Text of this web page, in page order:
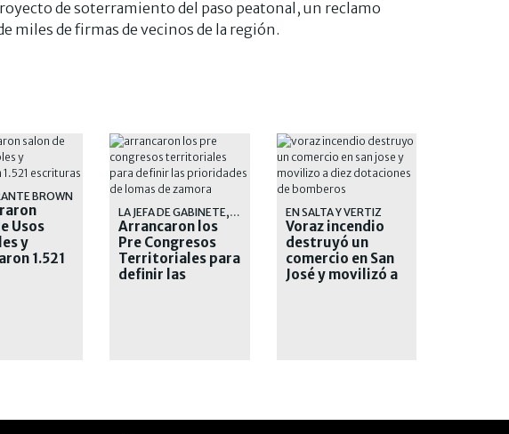
de soterramiento del paso peatonal, un reclamo
miles de firmas de vecinos de la región.
BROWN
Usos
y
1.521
LA JEFA DE GABINETE, SOL TISCHIK, DESTACO LA IMPORTANCIA DE LA PARTICIPACION
Arrancaron los
Pre Congresos
Territoriales para
definir las
EN SALTA Y VERTIZ
Voraz incendio
destruyó un
comercio en San
José y movilizó a